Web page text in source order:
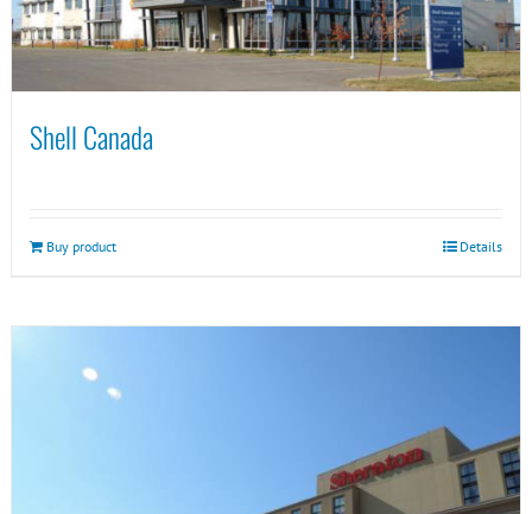
Shell Canada
Buy product Details